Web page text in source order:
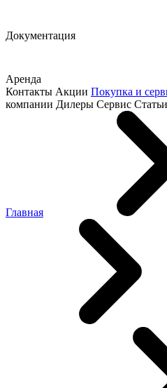
Документация
Аренда
Контакты Акции Покупка и
компании Дилеры Сервис Статьи
Главная